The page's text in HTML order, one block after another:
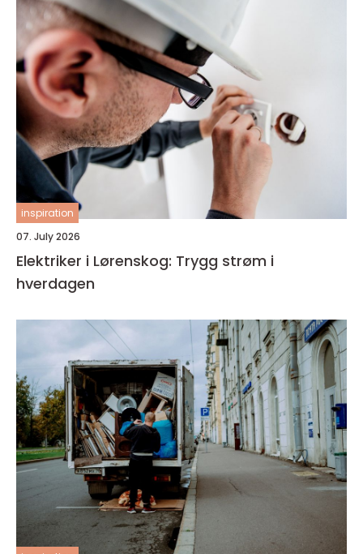
inspiration
07. July 2026
Elektriker i Lørenskog: Trygg strøm i
hverdagen